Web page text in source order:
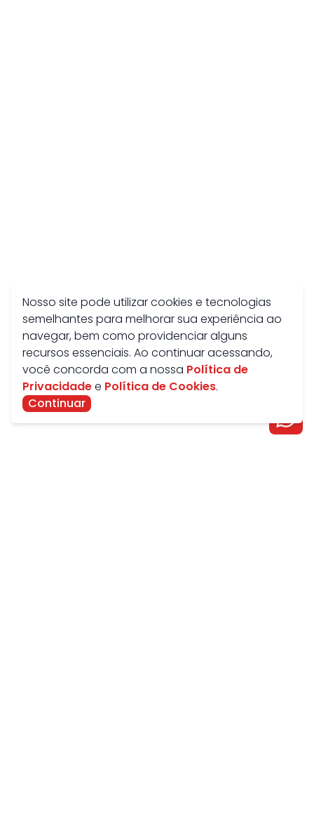
Nosso site pode utilizar cookies e tecnologias
semelhantes para melhorar sua experiência ao
navegar, bem como providenciar alguns
recursos essenciais. Ao continuar acessando,
você concorda com a nossa Política de
Privacidadee Política de Cookies.
Continuar